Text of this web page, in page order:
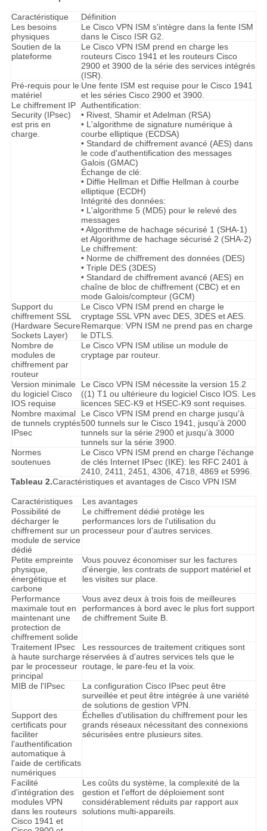
Caractéristique
Définition
Les besoins
physiques
Le Cisco VPN ISM s'intègre dans la fente ISM
dans le Cisco ISR G2.
Soutien de la
plateforme
Le Cisco VPN ISM prend en charge les
routeurs Cisco 1941 et les routeurs Cisco
2900 et 3900 de la série des services intégrés
(ISR).
Pré-requis pour le
matériel
Une fente ISM est requise pour le Cisco 1941
et les séries Cisco 2900 et 3900.
Le chiffrement IP
Security (IPsec)
est pris en
charge.
Authentification:
• Rivest, Shamir et Adelman (RSA)
• L'algorithme de signature numérique à
courbe elliptique (ECDSA)
• Standard de chiffrement avancé (AES) dans
le code d'authentification des messages
Galois (GMAC)
Échange de clé:
• Diffie Hellman et Diffie Hellman à courbe
elliptique (ECDH)
Intégrité des données:
• L'algorithme 5 (MD5) pour le relevé des
messages
• Algorithme de hachage sécurisé 1 (SHA-1)
et Algorithme de hachage sécurisé 2 (SHA-2)
Le chiffrement:
• Norme de chiffrement des données (DES)
• Triple DES (3DES)
• Standard de chiffrement avancé (AES) en
chaîne de bloc de chiffrement (CBC) et en
mode Galois/compteur (GCM)
Support du
chiffrement SSL
(Hardware Secure
Sockets Layer)
Le Cisco VPN ISM prend en charge le
cryptage SSL VPN avec DES, 3DES et AES.
Remarque: VPN ISM ne prend pas en charge
le DTLS.
Nombre de
modules de
chiffrement par
routeur
Le Cisco VPN ISM utilise un module de
cryptage par routeur.
Version minimale
du logiciel Cisco
IOS requise
Le Cisco VPN ISM nécessite la version 15.2
((1) T1 ou ultérieure du logiciel Cisco IOS. Les
licences SEC-K9 et HSEC-K9 sont requises.
Nombre maximal
de tunnels cryptés
IPsec
Le Cisco VPN ISM prend en charge jusqu'à
500 tunnels sur le Cisco 1941, jusqu'à 2000
tunnels sur la série 2900 et jusqu'à 3000
tunnels sur la série 3900.
Normes
soutenues
Le Cisco VPN ISM prend en charge l'échange
de clés Internet IPsec (IKE): les RFC 2401 à
2410, 2411, 2451, 4306, 4718, 4869 et 5996.
Tableau 2.Caractéristiques et avantages de Cisco VPN ISM
Caractéristiques
Les avantages
Possibilité de
décharger le
chiffrement sur un
module de service
dédié
Le chiffrement dédié protège les
performances lors de l'utilisation du
processeur pour d'autres services.
Petite empreinte
physique,
énergétique et
carbone
Vous pouvez économiser sur les factures
d'énergie, les contrats de support matériel et
les visites sur place.
Performance
maximale tout en
maintenant une
protection de
chiffrement solide
Vous avez deux à trois fois de meilleures
performances à bord avec le plus fort support
de chiffrement Suite B.
Traitement IPsec
à haute surcharge
par le processeur
principal
Les ressources de traitement critiques sont
réservées à d'autres services tels que le
routage, le pare-feu et la voix.
MIB de l'IPsec
La configuration Cisco IPsec peut être
surveillée et peut être intégrée à une variété
de solutions de gestion VPN.
Support des
certificats pour
faciliter
l'authentification
automatique à
l'aide de certificats
numériques
Échelles d'utilisation du chiffrement pour les
grands réseaux nécessitant des connexions
sécurisées entre plusieurs sites.
Facilité
d'intégration des
modules VPN
dans les routeurs
Cisco 1941 et
Les coûts du système, la complexité de la
gestion et l'effort de déploiement sont
considérablement réduits par rapport aux
solutions multi-appareils.